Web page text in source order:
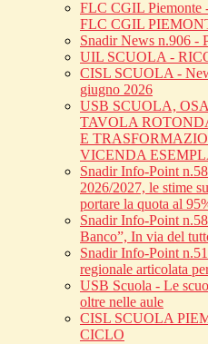
FLC CGIL
FLC CGIL
Snadir News n.906 -
UIL SCUOLA -
CISL SCUOLA -
giugno 2026
USB SCUOLA,
TAVOLA
E
VICENDA
Snadir Info-Point
2026/2027, le stime
portare la quota al
Snadir Info-Point
Banco”, In via del
Snadir Info-Point
regionale articolata
USB Scuola - Le
oltre nelle aule
CISL SCUOLA
CICLO